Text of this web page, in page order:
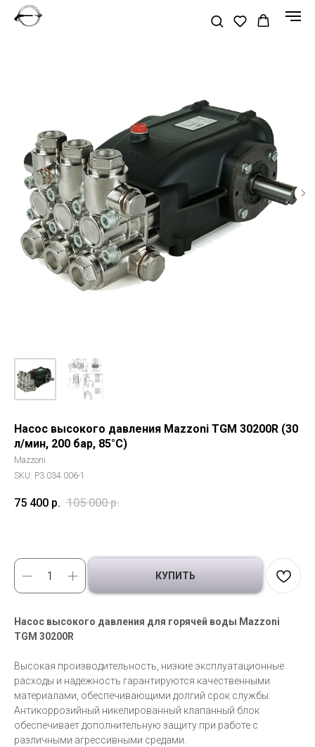
Насос высокого давления Mazzoni TGM 30200R (30
л/мин, 200 бар, 85°C)
Mazzoni
SKU: P3.034.006-1
75 400 р. 105 000 р.
КУПИТЬ
Насос высокого давления для горячей воды Mazzoni
TGM 30200R
Высокая производительность, низкие эксплуатационные
расходы и надежность гарантируются качественными
материалами, обеспечивающими долгий срок службы.
Антикоррозийный никелированный клапанный блок
обеспечивает дополнительную защиту при работе с
различными агрессивными средами.